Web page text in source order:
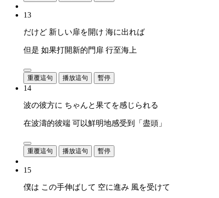
13
だけど 新しい扉を開け 海に出れば
但是 如果打開新的門扉 行至海上
重覆這句 播放這句 暫停
14
波の彼方に ちゃんと果てを感じられる
在波濤的彼端 可以鮮明地感受到「盡頭」
重覆這句 播放這句 暫停
15
僕は この手伸ばして 空に進み 風を受けて